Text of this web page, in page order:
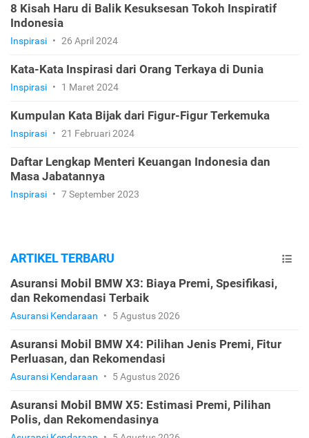
8 Kisah Haru di Balik Kesuksesan Tokoh Inspiratif
Indonesia
Inspirasi • 26 April 2024
Kata-Kata Inspirasi dari Orang Terkaya di Dunia
Inspirasi • 1 Maret 2024
Kumpulan Kata Bijak dari Figur-Figur Terkemuka
Inspirasi • 21 Februari 2024
Daftar Lengkap Menteri Keuangan Indonesia dan
Masa Jabatannya
Inspirasi • 7 September 2023
ARTIKEL TERBARU
Asuransi Mobil BMW X3: Biaya Premi, Spesifikasi,
dan Rekomendasi Terbaik
Asuransi Kendaraan • 5 Agustus 2026
Asuransi Mobil BMW X4: Pilihan Jenis Premi, Fitur
Perluasan, dan Rekomendasi
Asuransi Kendaraan • 5 Agustus 2026
Asuransi Mobil BMW X5: Estimasi Premi, Pilihan
Polis, dan Rekomendasinya